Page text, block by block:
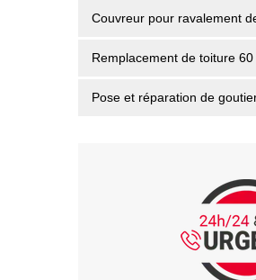
Couvreur pour ravalement
Remplacement de toiture 60
Pose et réparation de